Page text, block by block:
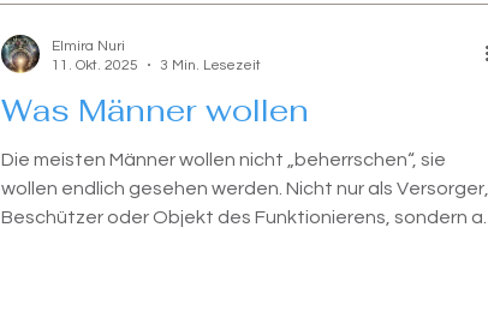
Was Männer wollen
Die meisten Männer wollen nicht „beherrschen“, sie
wollen endlich gesehen werden. Nicht nur als Versorger,
Beschützer oder Objekt des Funktionierens, sondern als
Elmira Nuri
11. Okt. 2025
3 Min. Lesezeit